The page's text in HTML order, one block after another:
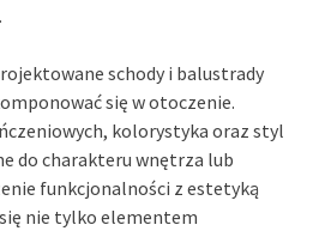
schody i balustrady
się w otoczenie.
kolorystyka oraz styl
do charakteru wnętrza lub
funkcjonalności z estetyką
nie tylko elementem